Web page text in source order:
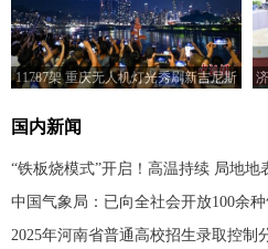
11787架 重庆无人机灯光秀刷新吉尼斯
国内新闻
“铁板烧模式”开启！高温持续 局地地
中国气象局：已向全社会开放100余
2025年河南省普通高校招生录取控制